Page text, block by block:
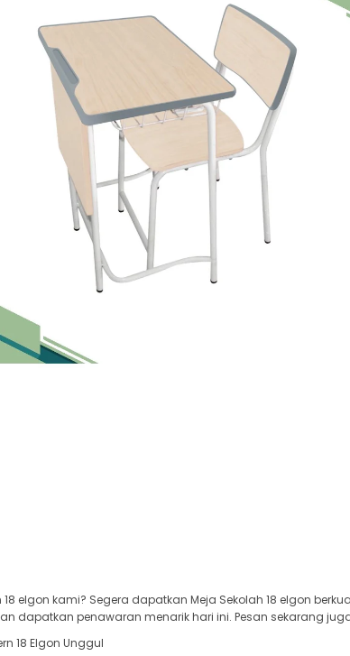
18 elgon kami? Segera dapatkan Meja Sekolah 18 elgon
dapatkan penawaran menarik hari ini. Pesan sekarang
18 Elgon Unggul